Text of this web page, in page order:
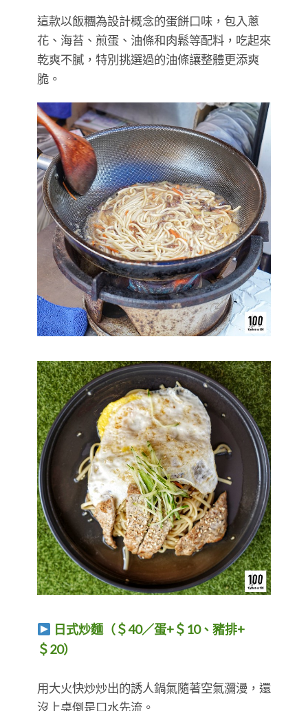
這款以飯糰為設計概念的蛋餅口味，包入蔥
花、海苔、煎蛋、油條和肉鬆等配料，吃起來
乾爽不膩，特別挑選過的油條讓整體更添爽
脆。
日式炒麵（＄40／蛋+＄10、豬排+
＄20）
​​​​​​​用大火快炒炒出的誘人鍋氣隨著空氣瀰漫，還
沒上桌倒是口水先流。